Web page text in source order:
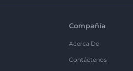
Compañía
Acerca De
Contáctenos